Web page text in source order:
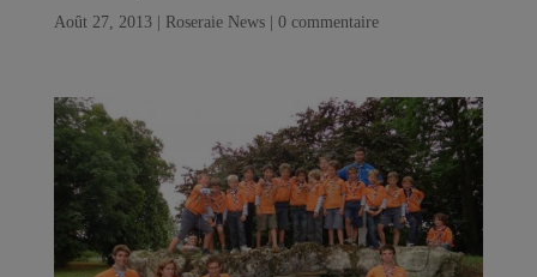
Août 27, 2013| Roseraie News| 0 commentaire